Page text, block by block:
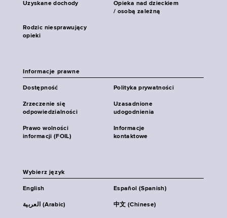
Uzyskane dochody
Opieka nad dzieckiem
/ osobą zależną
Rodzic niesprawujący
opieki
Informacje prawne
Dostępność Polityka prywatności
Zrzeczenie się
odpowiedzialności
Uzasadnione
udogodnienia
Prawo wolności
informacji (FOIL)
Informacje
kontaktowe
Wybierz język
English Español (Spanish)
العربية (Arabic) 中文 (Chinese)